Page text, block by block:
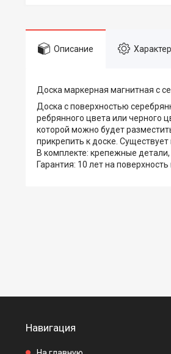
Описание
Доска маркерная магнитная с
Доска с поверхностью
ребрянного цвета или черного
которой можно будет
прикрепить к доске.
В комплекте: крепежные детали,
Гарантия: 10 лет на
Навигация